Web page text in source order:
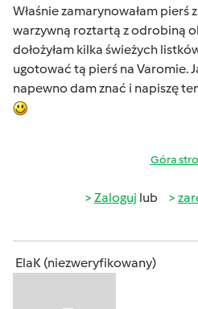
Właśnie zamarynowałam pierś
warzywną roztartą z odrobiną
dołożyłam kilka świeżych
ugotować tą pierś na Varomie.
napewno dam znać i napiszę
Góra
Zaloguj lub
ElaK (niezweryfikowany)